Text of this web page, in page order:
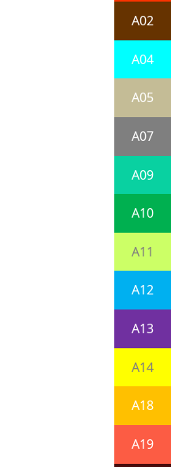
A02
A04
A05
A07
A09
A10
A11
A12
A13
A14
A18
A19